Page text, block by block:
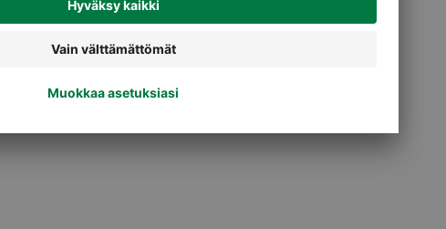
Muut valmiit keitot